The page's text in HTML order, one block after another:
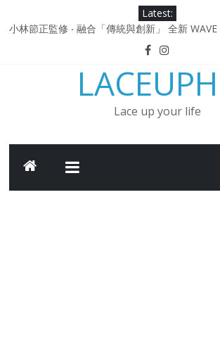
Latest:
小林節正監修 ‧ 融合「傳統與創新」 全新 WAVE
Under Armour Curry 12最新簽名鞋升級登場
延續奧運男籃熱話 同場加映．足踏Curry宇宙．
Under Armour Curry 11及 Curry 4 Retro「
Mindset」 保持爭勝之心 爭標路上永不止步
日本東京都創作分部提案 NEW BALANCE /
Lace up your life